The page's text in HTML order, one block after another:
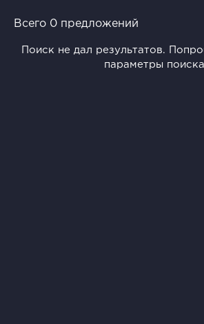
Всего 0 предложений
Поиск не дал результатов.
параметры поиска